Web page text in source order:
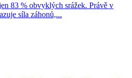
83 % obvyklých srážek. Právě v
síla záhonů,...